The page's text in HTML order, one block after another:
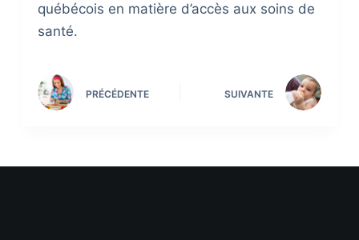
québécois en matière d’accès aux soins de
santé.
PRÉCÉDENTE SUIVANTE